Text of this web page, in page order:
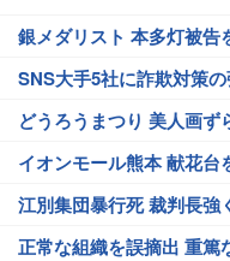
銀メダリスト 本多灯被告
SNS大手5社に詐欺対策
どうろうまつり 美人画ず
イオンモール熊本 献花台
江別集団暴行死 裁判長強
正常な組織を誤摘出 重篤